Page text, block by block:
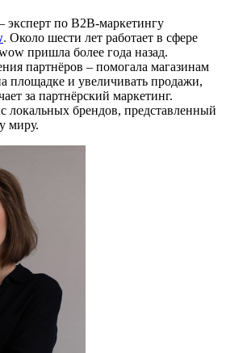
эксперт по B2B-маркетингу
. Около шести лет работает в сфере
пришла более года назад.
партнёров – помогала магазинам
площадке и увеличивать продажи,
за партнёрский маркетинг.
локальных брендов, представленный
миру.